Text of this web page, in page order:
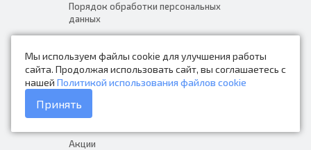
Мы используем файлы cookie для улучшения работы
сайта. Продолжая использовать сайт, вы соглашаетесь с
нашей Политикой использования файлов cookie
Принять
Порядок обработки персональных
данных
Контакты
Каталог товаров
Доставка и оплата
Акции